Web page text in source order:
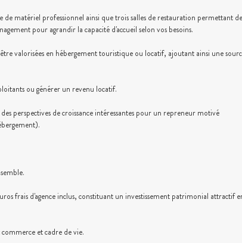
matériel professionnel ainsi que trois salles de restauration permettant
pour agrandir la capacité d'accueil selon vos besoins.
valorisées en hébergement touristique ou locatif, ajoutant ainsi une
ou générer un revenu locatif.
perspectives de croissance intéressantes pour un repreneur motivé
frais d'agence inclus, constituant un investissement patrimonial attractif
et cadre de vie.